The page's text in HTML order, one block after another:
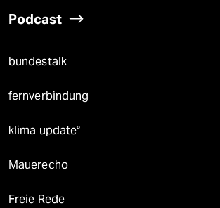
Podcast
bundestalk
fernverbindung
klima update°
Mauerecho
Freie Rede